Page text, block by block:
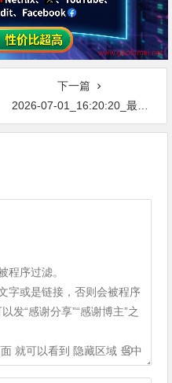
下一篇
2026-07-01_16:20:20_最新网络节点地址免费分享…不定期更新…开放免费分享（网络免费节点香港|日本|韩国|新加坡|台湾|马来西亚|…